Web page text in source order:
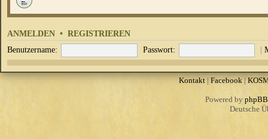
ANMELDEN • REGISTRIEREN
Benutzername: Passwort: |
Kontakt| Facebook|
Powered by phpBB
Deutsche